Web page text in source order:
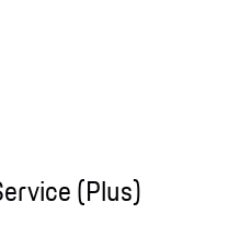
(Plus)